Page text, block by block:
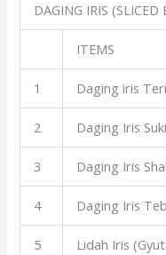
DAGING IRIS (SLICED
ITEMS
1 Daging iris
2 Daging Iris
3 Daging Iris
4 Daging Iris
5 Lidah Iris